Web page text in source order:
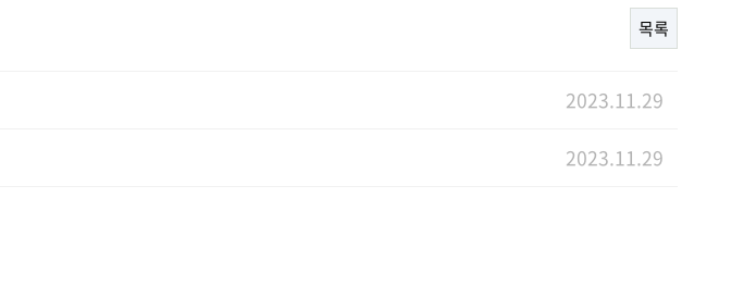
목록
2023.11.29
2023.11.29